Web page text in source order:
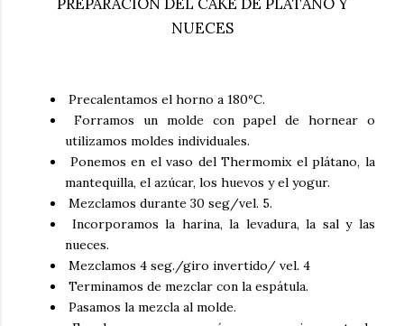
PREPARACIÓN DEL CAKE DE PLÁTANO Y
NUECES
Precalentamos el horno a 180ºC.
Forramos un molde con papel de hornear o
utilizamos moldes individuales.
Ponemos en el vaso del Thermomix el plátano, la
mantequilla, el azúcar, los huevos y el yogur.
Mezclamos durante 30 seg/vel. 5.
Incorporamos la harina, la levadura, la sal y las
nueces.
Mezclamos 4 seg./giro invertido/ vel. 4
Terminamos de mezclar con la espátula.
Pasamos la mezcla al molde.